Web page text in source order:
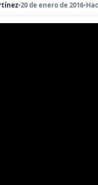
•20 de enero de 2016•